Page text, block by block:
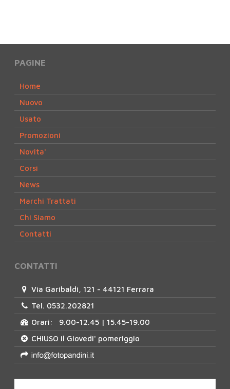
PAGINE
Home
Nuovo
Usato
Promozioni
Novita'
Corsi
News
Marchi Trattati
Chi Siamo
Contatti
CONTATTI
Via Garibaldi, 121 - 44121 Ferrara
Tel. 0532.202821
Orari: 9.00-12.45 | 15.45-19.00
CHIUSO il Giovedi' pomeriggio